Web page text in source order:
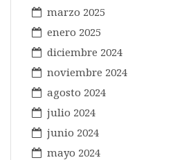
marzo 2025
enero 2025
diciembre 2024
noviembre 2024
agosto 2024
julio 2024
junio 2024
mayo 2024